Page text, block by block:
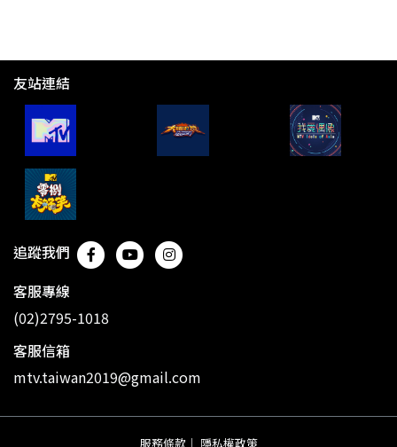
友站連結
追蹤我們
客服專線
(02)2795-1018
客服信箱
mtv.taiwan2019@gmail.com
服務條款 ｜ 隱私權政策